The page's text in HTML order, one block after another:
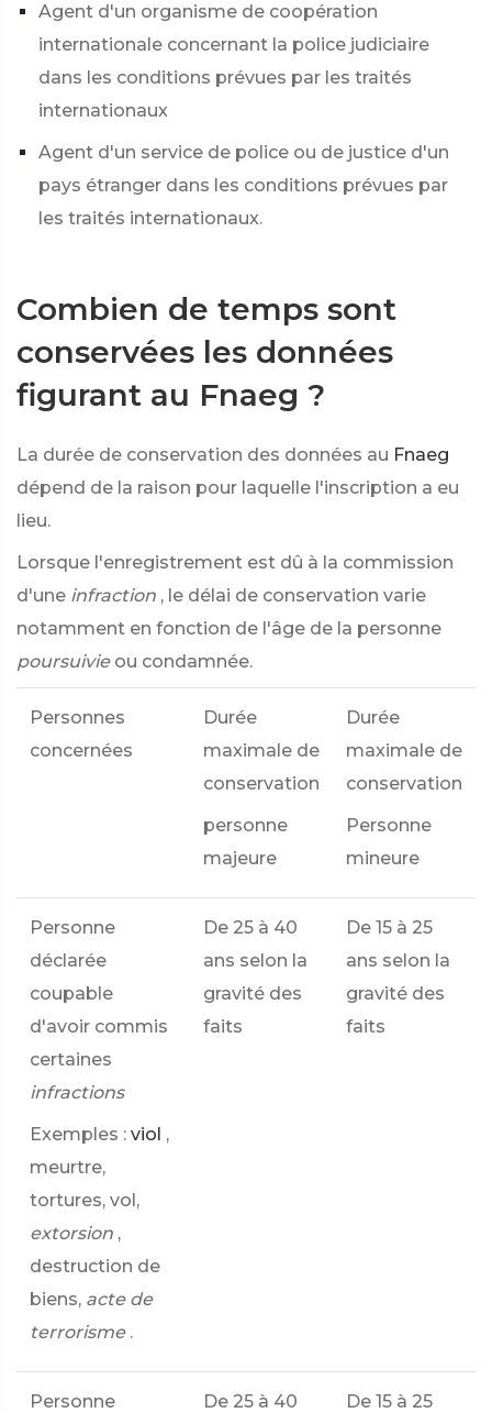
Agent d'un organisme de coopération
internationale concernant la police judiciaire
dans les conditions prévues par les traités
internationaux
Agent d'un service de police ou de justice d'un
pays étranger dans les conditions prévues par
les traités internationaux.
Combien de temps sont
conservées les données
figurant au Fnaeg ?
La durée de conservation des données au Fnaeg
dépend de la raison pour laquelle l'inscription a eu
lieu.
Lorsque l'enregistrement est dû à la commission
d'une infraction , le délai de conservation varie
notamment en fonction de l'âge de la personne
poursuivie ou condamnée.
Personnes
concernées
Durée
maximale de
conservation
personne
majeure
Durée
maximale de
conservation
Personne
mineure
Personne
déclarée
coupable
d'avoir commis
certaines
infractions
Exemples : viol ,
meurtre,
tortures, vol,
extorsion ,
destruction de
biens, acte de
terrorisme .
De 25 à 40
ans selon la
gravité des
faits
De 15 à 25
ans selon la
gravité des
faits
Personne
De 25 à 40
De 15 à 25